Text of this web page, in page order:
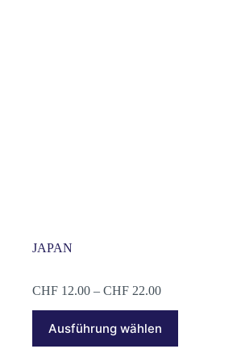
JAPAN
CHF 12.00 – CHF 22.00Preisspanne:
CHF 22.00
Ausführung wählen
Produkt
weist